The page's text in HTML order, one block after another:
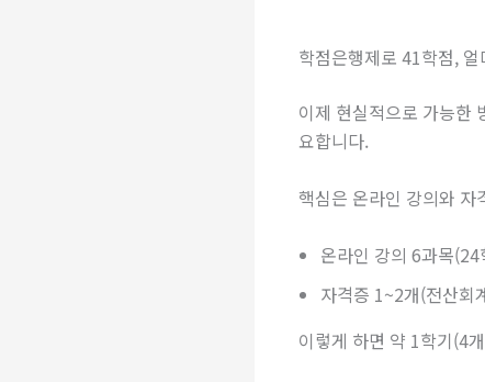
학점은행제로 41학점,
이제 현실적으로 가능한
요합니다.
핵심은 온라인 강의와 자
온라인 강의 6과목(24
자격증 1~2개(전산회
이렇게 하면 약 1학기(4